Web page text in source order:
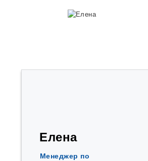
Елена
Менеджер по